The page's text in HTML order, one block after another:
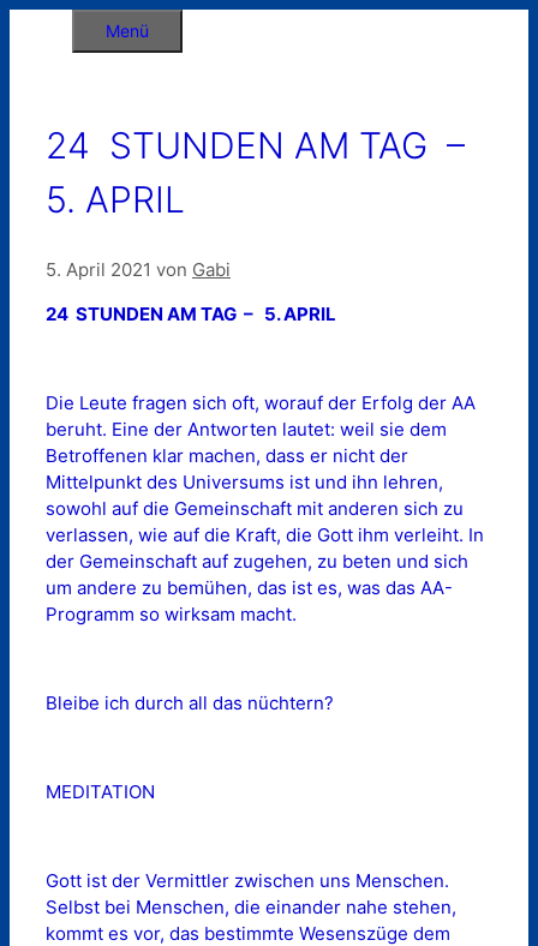
Menü
24 STUNDEN AM TAG –
5. APRIL
5. April 2021 von Gabi
24 STUNDEN AM TAG – 5. APRIL
Die Leute fragen sich oft, worauf der Erfolg der AA
beruht. Eine der Antworten lautet: weil sie dem
Betroffenen klar machen, dass er nicht der
Mittelpunkt des Universums ist und ihn lehren,
sowohl auf die Gemeinschaft mit anderen sich zu
verlassen, wie auf die Kraft, die Gott ihm verleiht. In
der Gemeinschaft auf zugehen, zu beten und sich
um andere zu bemühen, das ist es, was das AA-
Programm so wirksam macht.
Bleibe ich durch all das nüchtern?
MEDITATION
Gott ist der Vermittler zwischen uns Menschen.
Selbst bei Menschen, die einander nahe stehen,
kommt es vor, das bestimmte Wesenszüge dem